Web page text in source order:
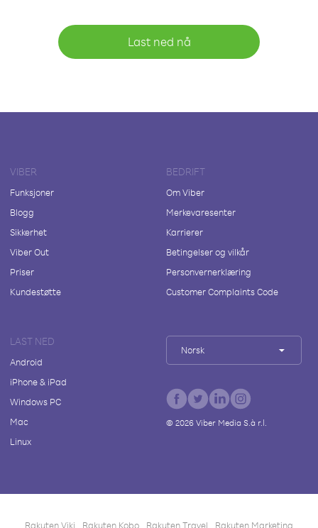
Last ned nå
VIBER
Funksjoner
Blogg
Sikkerhet
Viber Out
Priser
Kundestøtte
BEDRIFT
Om Viber
Merkevaresenter
Karrierer
Betingelser og vilkår
Personvernerklæring
Customer Complaints Code
LAST NED
Android
iPhone & iPad
Windows PC
Mac
Linux
Norsk
© 2026Viber Media S.à r.l.
Rakuten Viki Rakuten Kobo Rakuten Travel Rakuten Marketing